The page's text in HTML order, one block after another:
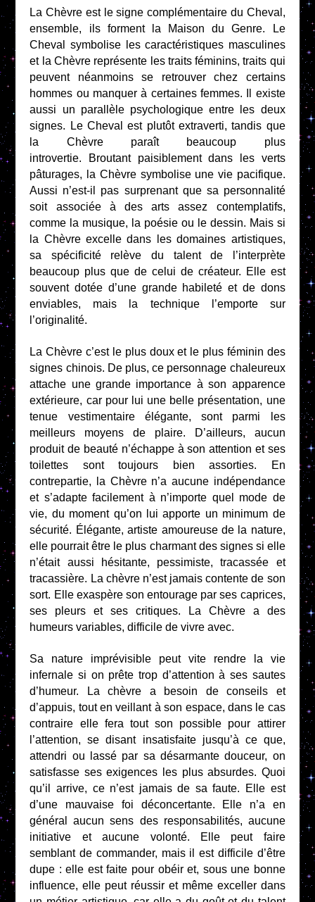
La Chèvre est le signe complémentaire du Cheval,
ensemble, ils forment la Maison du Genre. Le
Cheval symbolise les caractéristiques masculines
et la Chèvre représente les traits féminins, traits qui
peuvent néanmoins se retrouver chez certains
hommes ou manquer à certaines femmes. Il existe
aussi un parallèle psychologique entre les deux
signes. Le Cheval est plutôt extraverti, tandis que
la Chèvre paraît beaucoup plus
introvertie. Broutant paisiblement dans les verts
pâturages, la Chèvre symbolise une vie pacifique.
Aussi n’est-il pas surprenant que sa personnalité
soit associée à des arts assez contemplatifs,
comme la musique, la poésie ou le dessin. Mais si
la Chèvre excelle dans les domaines artistiques,
sa spécificité relève du talent de l’interprète
beaucoup plus que de celui de créateur. Elle est
souvent dotée d’une grande habileté et de dons
enviables, mais la technique l’emporte sur
l’originalité.
La Chèvre c’est le plus doux et le plus féminin des
signes chinois. De plus, ce personnage chaleureux
attache une grande importance à son apparence
extérieure, car pour lui une belle présentation, une
tenue vestimentaire élégante, sont parmi les
meilleurs moyens de plaire. D’ailleurs, aucun
produit de beauté n’échappe à son attention et ses
toilettes sont toujours bien assorties. En
contrepartie, la Chèvre n’a aucune indépendance
et s’adapte facilement à n’importe quel mode de
vie, du moment qu’on lui apporte un minimum de
sécurité. Élégante, artiste amoureuse de la nature,
elle pourrait être le plus charmant des signes si elle
n’était aussi hésitante, pessimiste, tracassée et
tracassière. La chèvre n’est jamais contente de son
sort. Elle exaspère son entourage par ses caprices,
ses pleurs et ses critiques. La Chèvre a des
humeurs variables, difficile de vivre avec.
Sa nature imprévisible peut vite rendre la vie
infernale si on prête trop d’attention à ses sautes
d’humeur. La chèvre a besoin de conseils et
d’appuis, tout en veillant à son espace, dans le cas
contraire elle fera tout son possible pour attirer
l’attention, se disant insatisfaite jusqu’à ce que,
attendri ou lassé par sa désarmante douceur, on
satisfasse ses exigences les plus absurdes. Quoi
qu’il arrive, ce n’est jamais de sa faute. Elle est
d’une mauvaise foi déconcertante. Elle n’a en
général aucun sens des responsabilités, aucune
initiative et aucune volonté. Elle peut faire
semblant de commander, mais il est difficile d’être
dupe : elle est faite pour obéir et, sous une bonne
influence, elle peut réussir et même exceller dans